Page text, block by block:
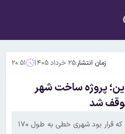
زمان انتشار:۲۵ خرداد ۱۴۰۵ ۲۰:۵۱
پروژه ساخت شهر
پروژه عظیم لاین در عربستان که قرار بود شهری خطی به طول ۱۷۰